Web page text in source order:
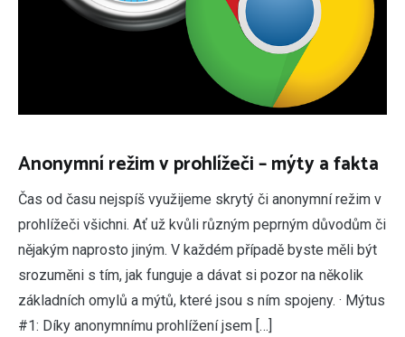
Anonymní režim v prohlížeči – mýty a fakta
Čas od času nejspíš využijeme skrytý či anonymní režim v
prohlížeči všichni. Ať už kvůli různým peprným důvodům či
nějakým naprosto jiným. V každém případě byste měli být
srozuměni s tím, jak funguje a dávat si pozor na několik
základních omylů a mýtů, které jsou s ním spojeny. · Mýtus
#1: Díky anonymnímu prohlížení jsem […]